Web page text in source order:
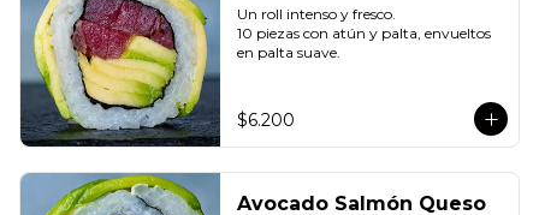
Un roll intenso y fresco.
10 piezas con atún y palta, envueltos
en palta suave.
$6.200
Avocado Salmón Queso